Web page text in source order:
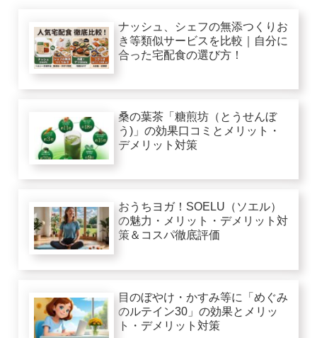
ナッシュ、シェフの無添つくりお
き等類似サービスを比較｜自分に
合った宅配食の選び方！
桑の葉茶「糖煎坊（とうせんぼ
う)」の効果口コミとメリット・
デメリット対策
おうちヨガ！SOELU（ソエル）
の魅力・メリット・デメリット対
策＆コスパ徹底評価
目のぼやけ・かすみ等に「めぐみ
のルテイン30」の効果とメリッ
ト・デメリット対策